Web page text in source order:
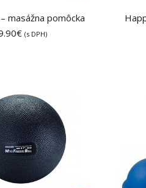
masážna pomôcka
€ (s DPH)